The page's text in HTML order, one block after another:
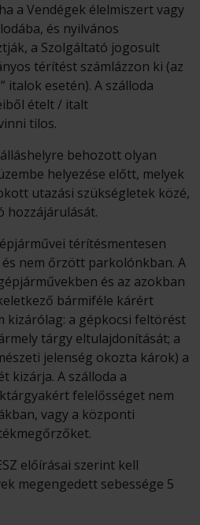
a Vendégek élelmiszert vagy
és nyilvános
a Szolgáltató jogosult
térítést számlázzon ki (az
italok esetén). A szálloda
ételt / italt
tilos.
behozott olyan
helyezése előtt, melyek
utazási szükségletek közé,
hozzájárulását.
térítésmentesen
nem őrzött parkolónkban. A
és az azokban
bármiféle kárért
kizárólag: a gépkocsi feltörést
tárgy eltulajdonítását; a
jelenség okozta károk) a
kizárja. A szálloda a
felelősséget nem
vagy a központi
előírásai szerint kell
megengedett sebessége 5